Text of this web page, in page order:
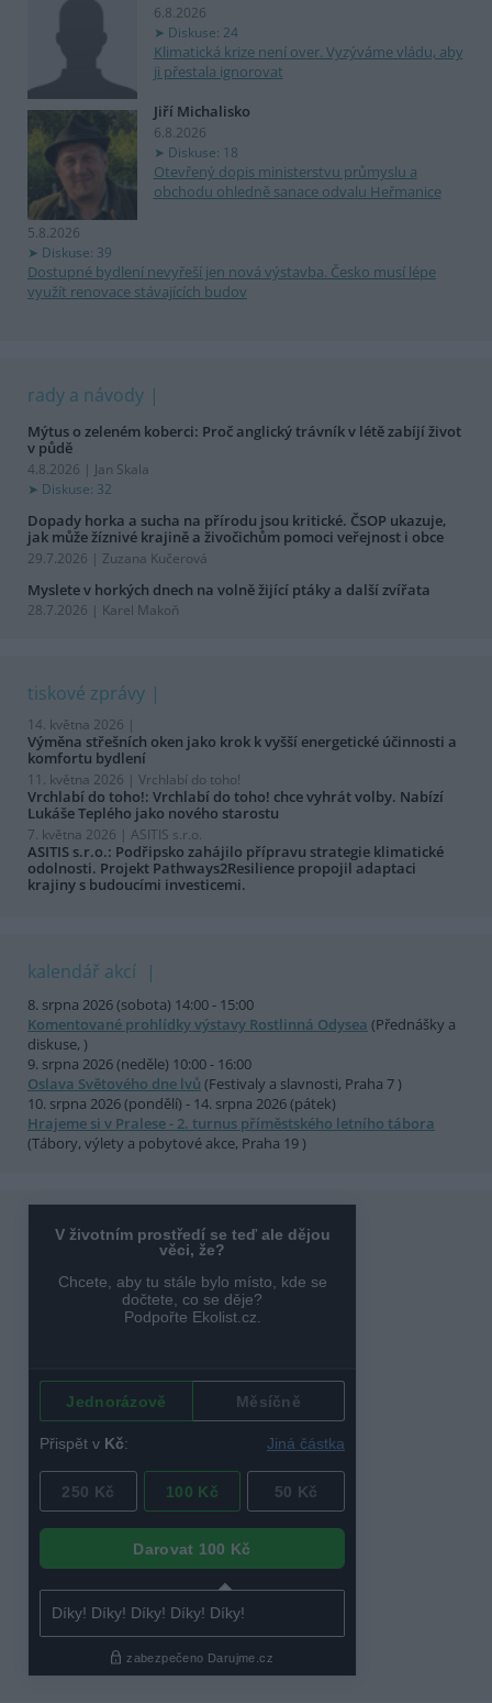
6.8.2026
Diskuse: 24
Klimatická krize není over. Vyzýváme vládu, aby
ji přestala ignorovat
Jiří Michalisko
6.8.2026
Diskuse: 18
Otevřený dopis ministerstvu průmyslu a
obchodu ohledně sanace odvalu Heřmanice
5.8.2026
Diskuse: 39
Dostupné bydlení nevyřeší jen nová výstavba. Česko musí lépe
využít renovace stávajících budov
rady a návody
Mýtus o zeleném koberci: Proč anglický trávník v létě zabíjí život
v půdě
4.8.2026 | Jan Skala
Diskuse: 32
Dopady horka a sucha na přírodu jsou kritické. ČSOP ukazuje,
jak může žíznivé krajině a živočichům pomoci veřejnost i obce
29.7.2026 | Zuzana Kučerová
Myslete v horkých dnech na volně žijící ptáky a další zvířata
28.7.2026 | Karel Makoň
tiskové zprávy
14. května 2026 |
Výměna střešních oken jako krok k vyšší energetické účinnosti a
komfortu bydlení
11. května 2026 | Vrchlabí do toho!
Vrchlabí do toho!: Vrchlabí do toho! chce vyhrát volby. Nabízí
Lukáše Teplého jako nového starostu
7. května 2026 | ASITIS s.r.o.
ASITIS s.r.o.: Podřipsko zahájilo přípravu strategie klimatické
odolnosti. Projekt Pathways2Resilience propojil adaptaci
krajiny s budoucími investicemi.
kalendář akcí
8. srpna 2026 (sobota) 14:00 - 15:00
Komentované prohlídky výstavy Rostlinná Odysea (Přednášky a
diskuse, )
9. srpna 2026 (neděle) 10:00 - 16:00
Oslava Světového dne lvů (Festivaly a slavnosti, Praha 7 )
10. srpna 2026 (pondělí) - 14. srpna 2026 (pátek)
Hrajeme si v Pralese - 2. turnus příměstského letního tábora
(Tábory, výlety a pobytové akce, Praha 19 )